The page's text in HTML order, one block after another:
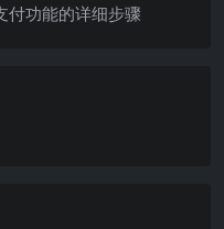
付功能的详细步骤